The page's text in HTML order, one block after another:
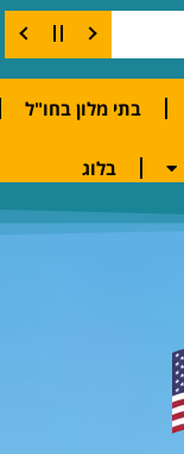
בתי מלון בחו"ל
בלוג